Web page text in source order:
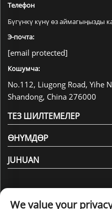
Телефон
Бүгүнкү күнү өз аймагыңызды
Э-почта:
[email protected]
Кошумча:
No.112, Liugong Road, Yihe
Shandong, China 276000
ТЕЗ ШИЛТЕМЕЛЕР
ӨНҮМДӨР
JUHUAN
We value your